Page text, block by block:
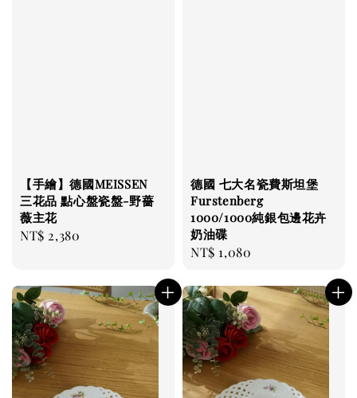
【手繪】德國MEISSEN
三花品 點心盤瓷盤-野薔
薇主花
Regular
NT$ 2,380
德國 七大名瓷費斯坦堡
Furstenberg
1000/1000純銀包邊花卉
奶油碟
Regular
NT$ 1,080